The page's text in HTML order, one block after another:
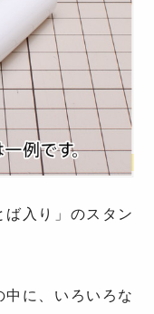
入り」のスタン
に、いろいろな